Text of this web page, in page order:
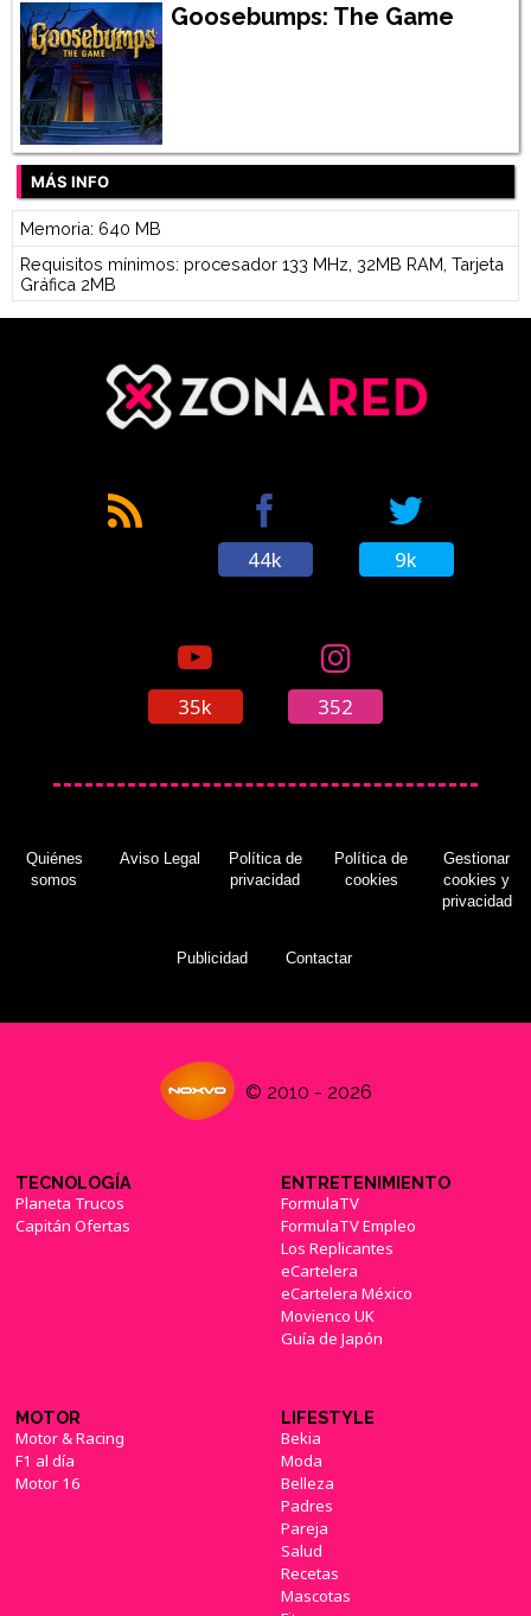
Goosebumps: The Game
MÁS INFO
Memoria: 640 MB
Requisitos mínimos: procesador 133 MHz, 32MB RAM, Tarjeta
Gráfica 2MB
44k 9k
35k 352
Quiénes
somos
Aviso Legal
Política de
privacidad
Política de
cookies
Gestionar
cookies y
privacidad
Publicidad Contactar
© 2010 - 2026
TECNOLOGÍA
Planeta Trucos
Capitán Ofertas
ENTRETENIMIENTO
FormulaTV
FormulaTV Empleo
Los Replicantes
eCartelera
eCartelera México
Movienco UK
Guía de Japón
MOTOR
Motor & Racing
F1 al día
Motor 16
LIFESTYLE
Bekia
Moda
Belleza
Padres
Pareja
Salud
Recetas
Mascotas